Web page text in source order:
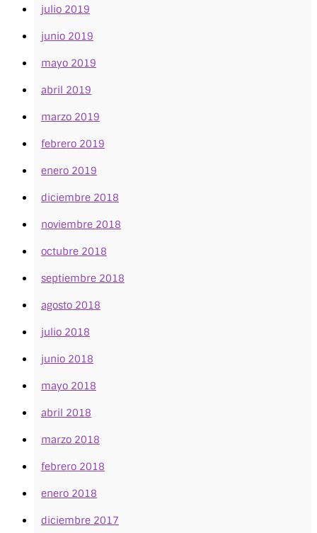
julio 2019
junio 2019
mayo 2019
abril 2019
marzo 2019
febrero 2019
enero 2019
diciembre 2018
noviembre 2018
octubre 2018
septiembre 2018
agosto 2018
julio 2018
junio 2018
mayo 2018
abril 2018
marzo 2018
febrero 2018
enero 2018
diciembre 2017